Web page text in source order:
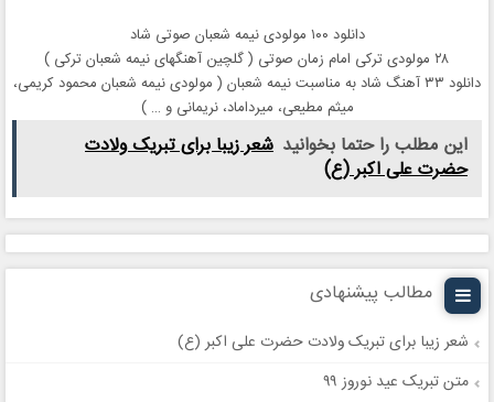
دانلود ۱۰۰ مولودی نیمه شعبان صوتی شاد
۲۸ مولودی ترکی امام زمان صوتی ( گلچین آهنگهای نیمه شعبان ترکی )
دانلود ۳۳ آهنگ شاد به مناسبت نیمه شعبان ( مولودی نیمه شعبان محمود کریمی،
میثم مطیعی، میرداماد، نریمانی و … )
این مطلب را حتما بخوانید شعر زیبا برای تبریک ولادت
حضرت علی‌ اکبر (ع)
مطالب پیشنهادی
شعر زیبا برای تبریک ولادت حضرت علی‌ اکبر (ع)
متن تبریک عید نوروز ۹۹